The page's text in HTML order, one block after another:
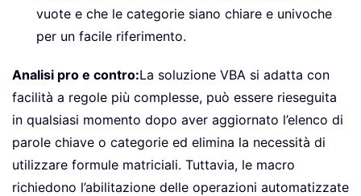
vuote e che le categorie siano chiare e univoche
per un facile riferimento.
Analisi pro e contro:La soluzione VBA si adatta con
facilità a regole più complesse, può essere rieseguita
in qualsiasi momento dopo aver aggiornato l’elenco di
parole chiave o categorie ed elimina la necessità di
utilizzare formule matriciali. Tuttavia, le macro
richiedono l’abilitazione delle operazioni automatizzate